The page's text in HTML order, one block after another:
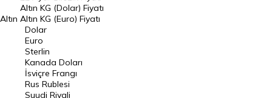
Dolar Kuru
Euro Kuru
Pound Kuru
Frank Kuru
Riyal Kuru
Altın
Altın KG (Dolar) Fiyatı
Altın KG (Euro) Fiyatı
Dolar
Euro
Sterlin
Kanada Doları
İsviçre Frangı
Rus Rublesi
Suudi Riyali